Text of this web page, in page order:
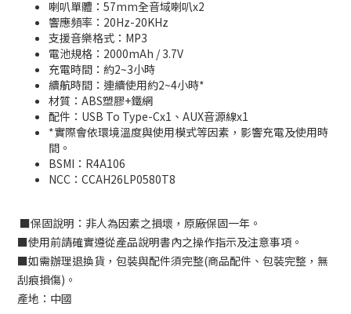
喇叭單體：57mm全音域喇叭x2
響應頻率：20Hz-20KHz
支援音樂格式：MP3
電池規格：2000mAh / 3.7V
充電時間：約2~3小時
續航時間：連續使用約2~4小時*
材質：ABS塑膠+鐵網
配件：USB To Type-Cx1、AUX音源線x1
*實際會依環境溫度與使用模式等因素，影響充電及使用時
間。
BSMI： R4A106
NCC ： CCAH26LP0580T8
■保固說明：非人為因素之損壞，原廠保固一年。
■使用前請確實遵從產品說明書內之操作指示及注意事項。
■如需辦理退換貨，包裝與配件須完整(商品配件、包裝完整，無
刮痕損傷) 。
產地：中國